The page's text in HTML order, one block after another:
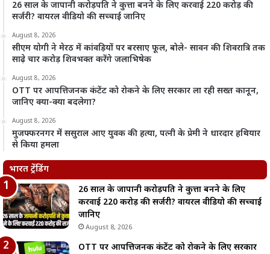
26 साल के जापानी करोड़पति ने कुत्ता बनने के लिए करवाई 220 करोड़ की
सर्जरी? वायरल वीडियो की सच्चाई जानिए
August 8, 2026
सीएम योगी ने मेरठ में कांवड़ियों पर बरसाए फूल, बोले- सावन की शिवरात्रि तक
साढ़े चार करोड़ शिवभक्त करेंगे जलाभिषेक
August 8, 2026
OTT पर आपत्तिजनक कंटेंट को रोकने के लिए सरकार ला रही सख्त कानून,
जानिए क्या-क्या बदलेगा?
August 8, 2026
मुजफ्फरनगर में ससुराल आए युवक की हत्या, पत्नी के प्रेमी ने धारदार हथियार
से किया हमला
भारत ट्रेंडिंग
26 साल के जापानी करोड़पति ने कुत्ता बनने के लिए
करवाई 220 करोड़ की सर्जरी? वायरल वीडियो की सच्चाई
जानिए
August 8, 2026
OTT पर आपत्तिजनक कंटेंट को रोकने के लिए सरकार